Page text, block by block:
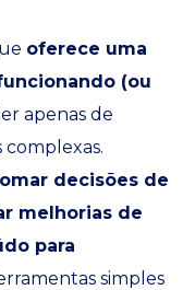
oferece uma
(ou
apenas de
complexas.
decisões de
melhorias de
para
simples